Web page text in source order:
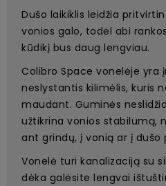
Dušo laikiklis leidžia
vonios galo, todėl abi
kūdikį bus daug lengviau.
Colibro Space vonelėje yra
neslystantis kilimėlis, kuris
maudant. Guminės
užtikrina vonios stabilumą,
ant grindų, į vonią ar į dušo
Vonelė turi kanalizaciją su
dėka galėsite lengvai